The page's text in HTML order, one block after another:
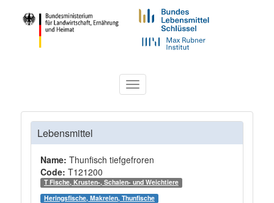
Toggle
navigation
Lebensmittel
Name: Thunfisch tiefgefroren
Code: T121200
T Fische, Krusten-, Schalen- und Weichtiere
Heringsfische, Makrelen, Thunfische